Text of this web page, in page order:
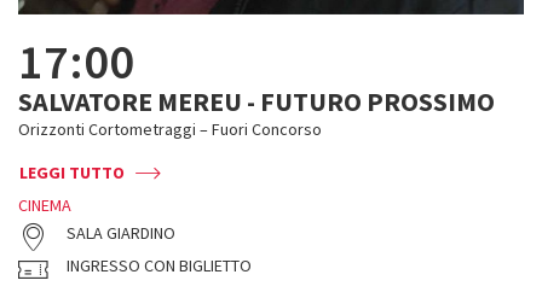
17:00
SALVATORE MEREU - FUTURO PROSSIMO
Orizzonti Cortometraggi – Fuori Concorso
LEGGI TUTTO
CINEMA
SALA GIARDINO
INGRESSO CON BIGLIETTO